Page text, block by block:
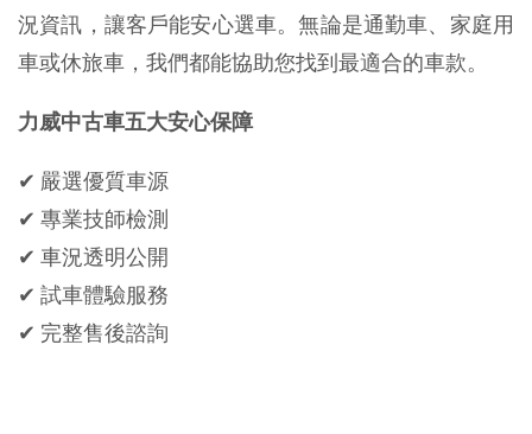
況資訊，讓客戶能安心選車。無論是通勤車、家庭用
車或休旅車，我們都能協助您找到最適合的車款。
力威中古車五大安心保障
✔ 嚴選優質車源
✔ 專業技師檢測
✔ 車況透明公開
✔ 試車體驗服務
✔ 完整售後諮詢